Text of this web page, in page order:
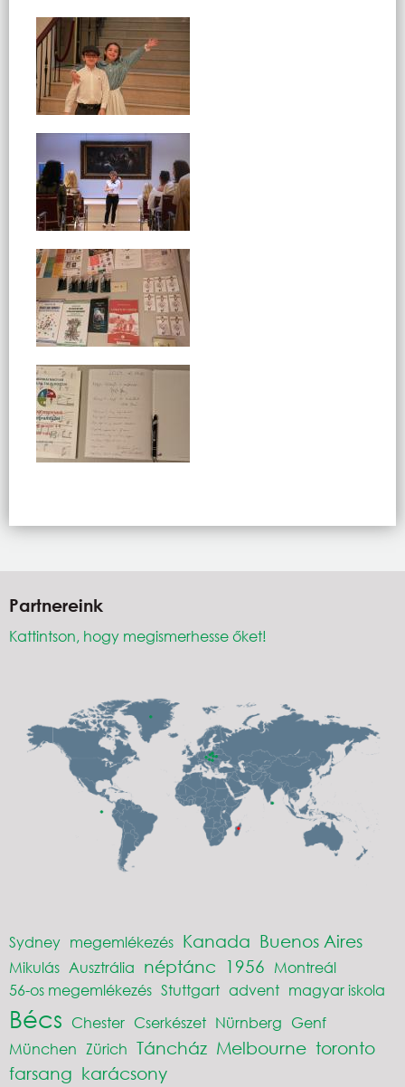
Partnereink
Kattintson, hogy megismerhesse őket!
Sydney megemlékezés Kanada Buenos Aires
Mikulás Ausztrália néptánc 1956 Montreál
56-os megemlékezés Stuttgart advent magyar iskola
Bécs Chester Cserkészet Nürnberg Genf
München Zürich Táncház Melbourne toronto
farsang karácsony